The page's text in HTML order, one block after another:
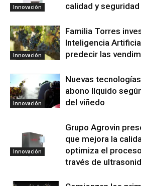
Innovación
calidad y
Innovación
Familia Torres
Inteligencia
predecir las
Innovación
Nuevas
abono líquido
del viñedo
Innovación
Grupo Agrovin
que mejora la
optimiza el
través de